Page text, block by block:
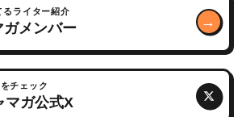
るライター紹介
ガメンバー →
チェック
マガ公式X